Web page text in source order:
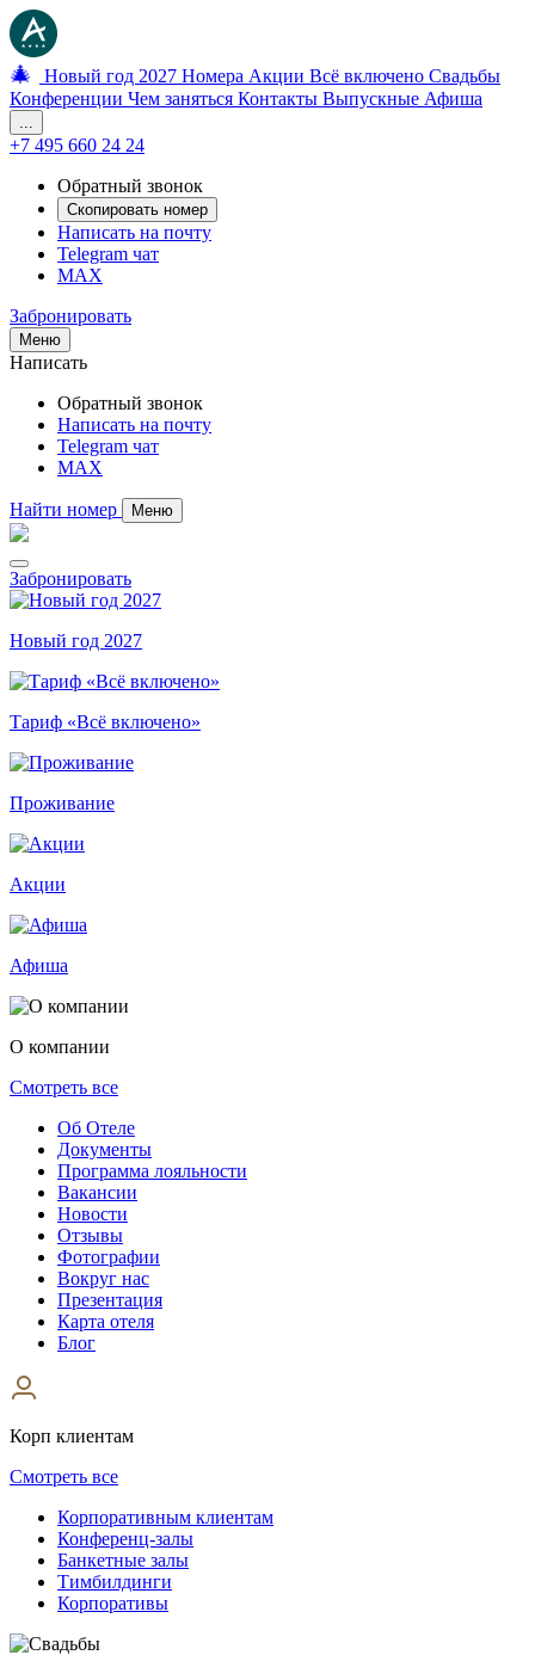
🎄 Новый год 2027 Номера Акции Всё включено Свадьбы
Конференции Чем заняться Контакты Выпускные Афиша
...
+7 495 660 24 24
Обратный звонок
Скопировать номер
Написать на почту
Telegram чат
MAX
Забронировать
Меню
Написать
Обратный звонок
Написать на почту
Telegram чат
MAX
Найти номер Меню
Забронировать
Новый год 2027
Тариф «Всё включено»
Проживание
Акции
Афиша
О компании
Смотреть все
Об Отеле
Документы
Программа лояльности
Вакансии
Новости
Отзывы
Фотографии
Вокруг нас
Презентация
Карта отеля
Блог
Корп клиентам
Смотреть все
Корпоративным клиентам
Конференц-залы
Банкетные залы
Тимбилдинги
Корпоративы